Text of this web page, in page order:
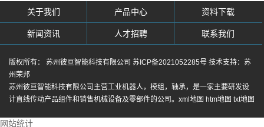
关于我们 产品中心 资料下载
新闻资讯 人才招聘 联系我们
版权所有： 苏州彼亘智能科技有限公司 苏ICP备2021052285号 技术支持： 苏
州荣邦
苏州彼亘智能科技有限公司主营工业机器人 ， 模组 ， 轴承，是一家主要研发设
计直线传动产品组件和销售机械设备及零部件的公司。 xml地图 htm地图 txt地图
网站统计